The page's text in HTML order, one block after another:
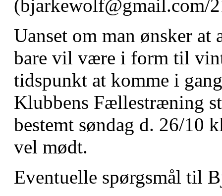
(bjarkewolf@gmail.com/
Uanset om man ønsker
bare vil være i form til
tidspunkt at komme i
Klubbens Fællestræning
bestemt søndag d. 26/10
vel mødt.
Eventuelle spørgsmål til